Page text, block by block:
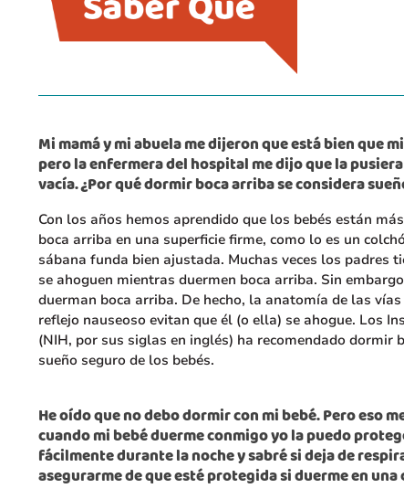
Mi mamá y mi abuela me dijeron que está bien que
pero la enfermera del hospital me dijo que la
vacía. ¿Por qué dormir boca arriba se considera
Con los años hemos aprendido que los bebés están
boca arriba en una superficie firme, como lo es un
sábana funda bien ajustada. Muchas veces los padres
se ahoguen mientras duermen boca arriba. Sin
duerman boca arriba. De hecho, la anatomía de las
reflejo nauseoso evitan que él (o ella) se ahogue. Los
(NIH, por sus siglas en inglés) ha recomendado dormir
sueño seguro de los bebés.
He oído que no debo dormir con mi bebé. Pero eso
cuando mi bebé duerme conmigo yo la puedo
fácilmente durante la noche y sabré si deja de
asegurarme de que esté protegida si duerme en una